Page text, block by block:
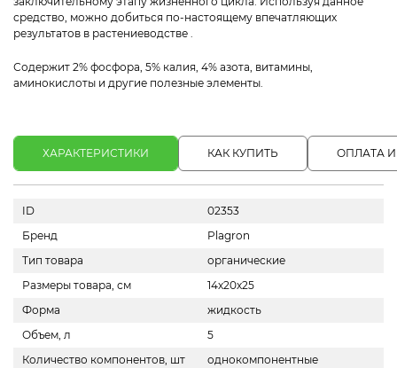
средство, можно добиться по-настоящему впечатляющих
результатов в растениеводстве .
Содержит 2% фосфора, 5% калия, 4% азота, витамины,
аминокислоты и другие полезные элементы.
ХАРАКТЕРИСТИКИ КАК КУПИТЬ ОПЛАТА
ID
02353
Бренд
Plagron
Тип товара
органические
Размеры товара, см
14х20х25
Форма
жидкость
Объем, л
5
Количество компонентов, шт
однокомпонентные